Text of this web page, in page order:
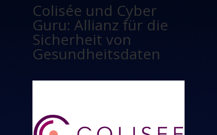
Colisée und Cyber
Guru: Allianz für die
Sicherheit von
Gesundheitsdaten